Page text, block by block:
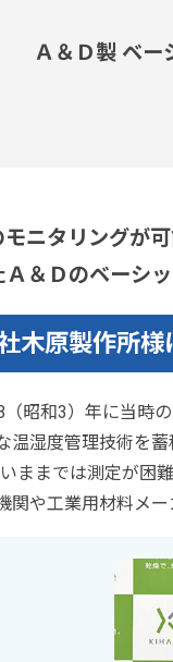
Ａ＆Ｄ製 ベー
ニタリングが可
＆Ｄのベーシ
木原製作所様
昭和3）年に当時
湿度管理技術を蓄
ままでは測定が
や工業用材料メ